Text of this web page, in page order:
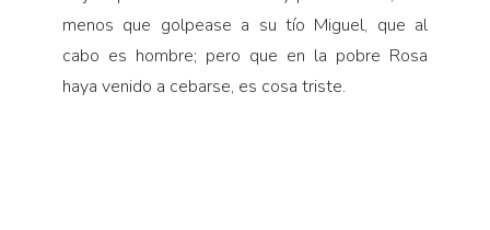
menos que golpease a su tío Miguel, que al
cabo es hombre; pero que en la pobre Rosa
haya venido a cebarse, es cosa triste.